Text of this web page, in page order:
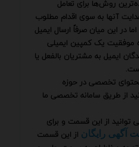
روش‌ها برای تعامل
آنها به سوی اقدام مطلوب
در این میان صرفاً ارسال ایمیل
موفقیت یک کمپین ایمیلی
ایمیل به مشتریان بالفعل یا
محتوای تخصصی در حوزه
از طریق سامانه تخصصی ما
توانید از این قسمت و برای
آگهی رایگان از این قسمت